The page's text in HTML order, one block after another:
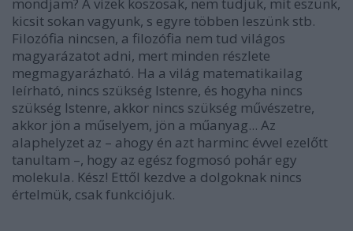
kicsit sokan vagyunk, s egyre többen leszünk stb.
Filozófia nincsen, a filozófia nem tud világos
magyarázatot adni, mert minden részlete
megmagyarázható. Ha a világ matematikailag
leírható, nincs szükség Istenre, és hogyha nincs
szükség Istenre, akkor nincs szükség művészetre,
akkor jön a műselyem, jön a műanyag... Az
alaphelyzet az – ahogy én azt harminc évvel ezelőtt
tanultam –, hogy az egész fogmosó pohár egy
molekula. Kész! Ettől kezdve a dolgoknak nincs
értelmük, csak funkciójuk.